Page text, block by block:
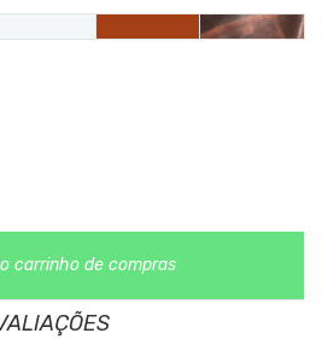
se utilizam nenhum materialde
sustentabilidade é algo queestá no
carrinho de compras